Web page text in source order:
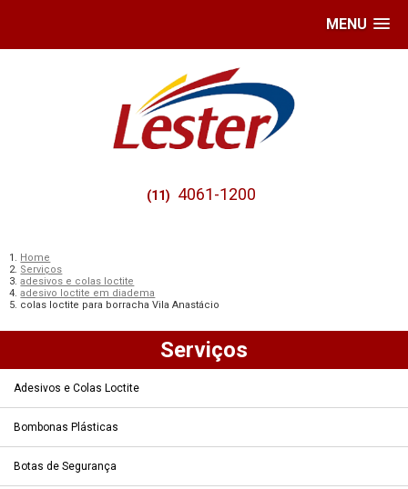
MENU
(11) 4061-1200
Home
Serviços
adesivos e colas loctite
adesivo loctite em diadema
colas loctite para borracha Vila Anastácio
Serviços
Adesivos e Colas Loctite
Bombonas Plásticas
Botas de Segurança